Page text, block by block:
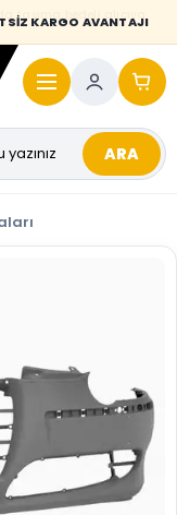
KARGO AVANTAJI
taşıma bedeli alıcıya
ARA